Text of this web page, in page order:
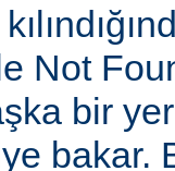
Not
bir
bakar.